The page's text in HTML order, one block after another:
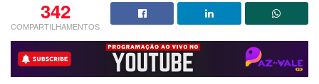
342
COMPARTILHAMENTOS